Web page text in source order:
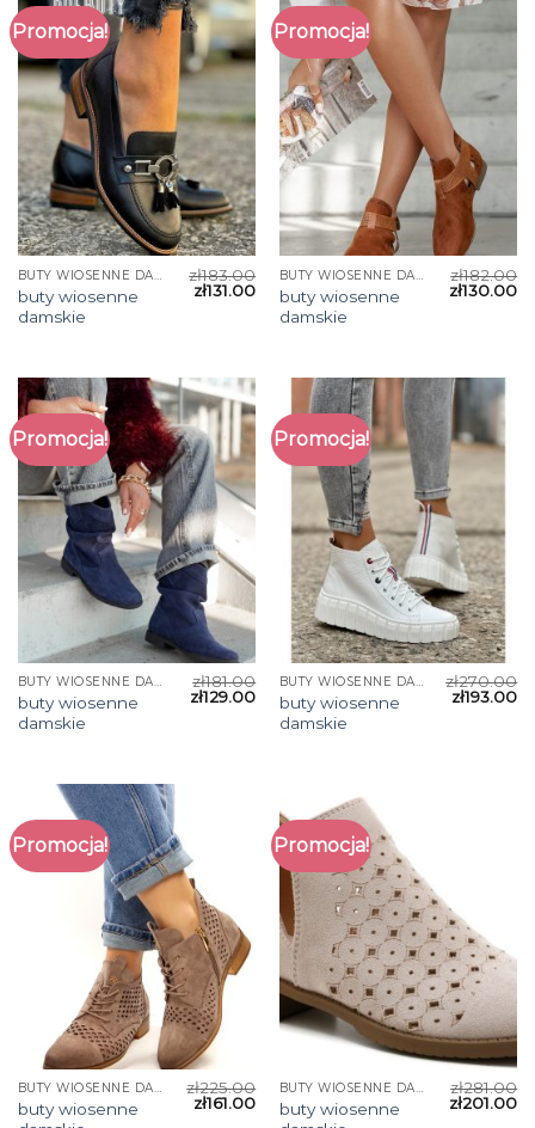
Promocja!
BUTY WIOSENNE DAMSKIE
buty wiosenne
damskie
zł183.00
zł131.00
Promocja!
BUTY WIOSENNE DAMSKIE
buty wiosenne
damskie
zł182.00
zł130.00
Promocja!
BUTY WIOSENNE DAMSKIE
buty wiosenne
damskie
zł181.00
zł129.00
Promocja!
BUTY WIOSENNE DAMSKIE
buty wiosenne
damskie
zł270.00
zł193.00
Promocja!
BUTY WIOSENNE DAMSKIE
buty wiosenne
zł225.00
zł161.00
Promocja!
BUTY WIOSENNE DAMSKIE
buty wiosenne
zł281.00
zł201.00